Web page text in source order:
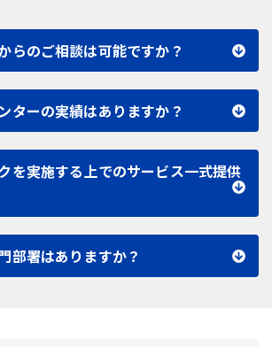
らのご相談は可能ですか？
ターの実績はありますか？
を実施する上でのサービス一式提供
部署はありますか？